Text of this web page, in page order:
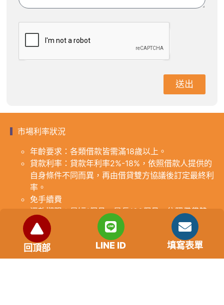
送出
市場利率狀況
年齡要求：各類借款皆需滿18歲以上。
貸款利率：貸款年利率2%-18%，依照借款人提供的
自身條件不同而異，再由借貸雙方協議後訂定最終利
率。
免手續費
還款期限：最短1個月，最長180個月，依照借貸雙
方協議而訂。
範例試算：小明急需現金10萬元，經多方比較利率
後選定金主，雙方簽定於36個月內須還清借款，年
利率12%計算，每月利息1000元，無須手續費。
回頂部 LINE ID 填寫表單